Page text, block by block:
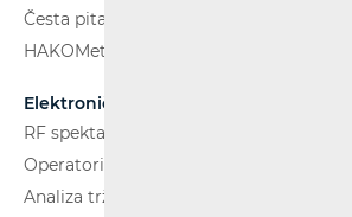
Česta pitanja
HAKOMetar
Elektroničke komunikacije
RF spektar
Operatori i usluge
Analiza tržišta